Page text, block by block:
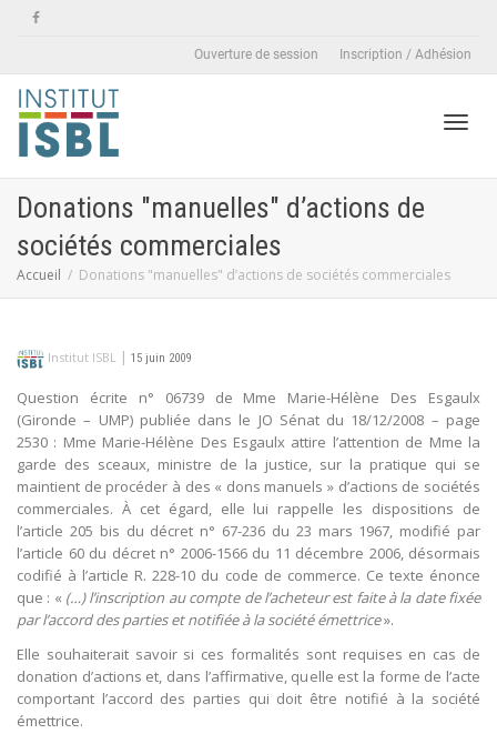
Ouverture de session Inscription / Adhésion
Donations "manuelles" d’actions de
sociétés commerciales
Accueil Donations "manuelles" d’actions de sociétés commerciales
Institut ISBL | 15 juin 2009
Question écrite n° 06739 de Mme Marie-Hélène Des Esgaulx
(Gironde – UMP) publiée dans le JO Sénat du 18/12/2008 – page
2530 : Mme Marie-Hélène Des Esgaulx attire l’attention de Mme la
garde des sceaux, ministre de la justice, sur la pratique qui se
maintient de procéder à des « dons manuels » d’actions de sociétés
commerciales. À cet égard, elle lui rappelle les dispositions de
l’article 205 bis du décret n° 67-236 du 23 mars 1967, modifié par
l’article 60 du décret n° 2006-1566 du 11 décembre 2006, désormais
codifié à l’article R. 228-10 du code de commerce. Ce texte énonce
que : « (…) l’inscription au compte de l’acheteur est faite à la date fixée
par l’accord des parties et notifiée à la société émettrice».
Elle souhaiterait savoir si ces formalités sont requises en cas de
donation d’actions et, dans l’affirmative, quelle est la forme de l’acte
comportant l’accord des parties qui doit être notifié à la société
émettrice.